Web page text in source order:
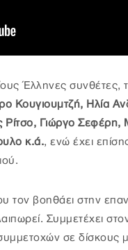
Έλληνες συνθέτες,
Κουγιουμτζή, Ηλία
Ρίτσο, Γιώργο
κ.ά., ενώ έχει
τον βοηθάει στην
Συμμετέχει
σε δίσκους